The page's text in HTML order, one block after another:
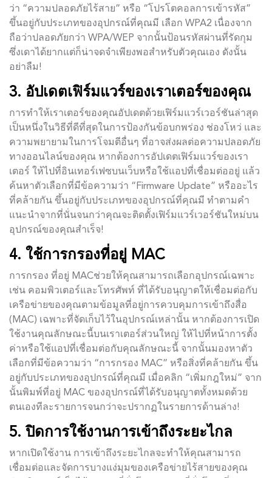
ว่า “ความปลอดภัยไร้สาย” หรือ “โปรโตคอลการเข้ารหัส”
ขึ้นอยู่กับประเภทของอุปกรณ์ที่คุณมี เลือก WPA2 เนื่องจาก
ถือว่าปลอดภัยกว่า WPA/WEP จากนั้นป้อนรหัสผ่านที่รัดกุม
ซึ่งเดาได้ยากแต่ก็น่าจดจำเพียงพอสำหรับตัวคุณเอง ดังนั้น
อย่าลืม!
3. อัปเดตเฟิร์มแวร์ของเราเตอร์ของคุณ
การทำให้เราเตอร์ของคุณอัปเดตด้วยเฟิร์มแวร์เวอร์ชันล่าสุด
เป็นหนึ่งในวิธีที่ดีที่สุดในการป้องกันข้อบกพร่อง ช่องโหว่ และ
ความพยายามในการโจมตีอื่นๆ ที่อาจส่งผลต่อความปลอดภัย
ทางออนไลน์ของคุณ หากต้องการอัปเดตเฟิร์มแวร์ของเรา
เตอร์ ให้ไปที่อินเทอร์เฟซบนเว็บหรือใช้แอปที่เชื่อมต่ออยู่ แล้ว
ค้นหาตัวเลือกที่มีข้อความว่า “Firmware Update” หรืออะไร
ที่คล้ายกัน ขึ้นอยู่กับประเภทของอุปกรณ์ที่คุณมี ทำตามคำ
แนะนำจากที่นั่นจนกว่าคุณจะติดตั้งเฟิร์มแวร์เวอร์ชันใหม่บน
อุปกรณ์ของคุณสำเร็จ!
4. ใช้การกรองที่อยู่ MAC
การกรอง ที่อยู่ MACช่วยให้คุณสามารถเลือกอุปกรณ์เฉพาะ
เช่น คอมพิวเตอร์และโทรศัพท์ ที่ได้รับอนุญาตให้เชื่อมต่อกับ
เครือข่ายของคุณตามข้อมูลที่อยู่การควบคุมการเข้าถึงสื่อ
(MAC) เฉพาะที่จัดเก็บไว้ในอุปกรณ์เหล่านั้น หากต้องการเปิด
ใช้งานคุณลักษณะนี้บนเราเตอร์ส่วนใหญ่ ให้ไปที่หน้าการตั้ง
ค่าหรือใช้แอปที่เชื่อมต่อกับคุณลักษณะนี้ จากนั้นมองหาตัว
เลือกที่มีข้อความว่า “การกรอง MAC” หรือสิ่งที่คล้ายกัน ขึ้น
อยู่กับประเภทของอุปกรณ์ที่คุณมี เมื่อคลิก “เพิ่มกฎใหม่” จาก
นั้นพิมพ์ที่อยู่ MAC ของอุปกรณ์ที่ได้รับอนุญาตทั้งหมดด้วย
ตนเองทีละรายการจนกว่าจะปรากฏในรายการด้านล่าง!
5. ปิดการใช้งานการเข้าถึงระยะไกล
หากเปิดใช้งาน การเข้าถึงระยะไกลจะทำให้คุณสามารถ
เชื่อมต่อและจัดการบางแง่มุมของเครือข่ายไร้สายของคุณ